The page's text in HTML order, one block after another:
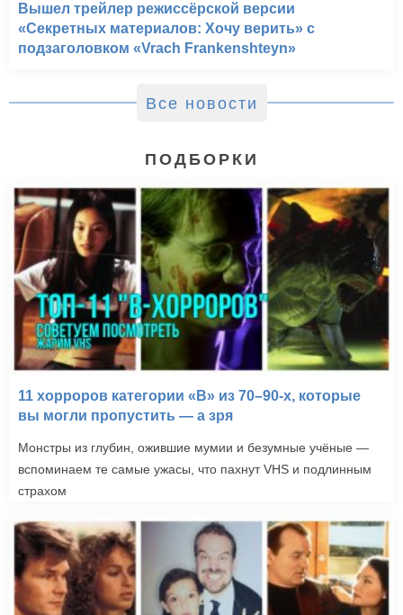
Вышел трейлер режиссёрской версии
«Секретных материалов: Хочу верить» с
подзаголовком «Vrach Frankenshteyn»
Все новости
ПОДБОРКИ
11 хорроров категории «B» из 70–90-х, которые
вы могли пропустить — а зря
Монстры из глубин, ожившие мумии и безумные учёные —
вспоминаем те самые ужасы, что пахнут VHS и подлинным
страхом